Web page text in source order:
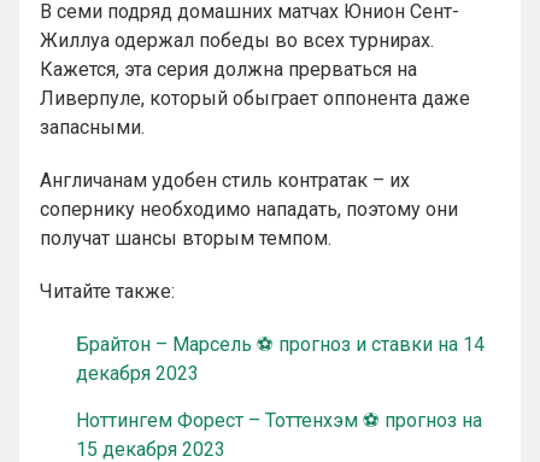
В семи подряд домашних матчах Юнион Сент-
Жиллуа одержал победы во всех турнирах.
Кажется, эта серия должна прерваться на
Ливерпуле, который обыграет оппонента даже
запасными.
Англичанам удобен стиль контратак – их
сопернику необходимо нападать, поэтому они
получат шансы вторым темпом.
Читайте также:
Брайтон – Марсель ⚽ прогноз и ставки на 14
декабря 2023
Ноттингем Форест – Тоттенхэм ⚽ прогноз на
15 декабря 2023